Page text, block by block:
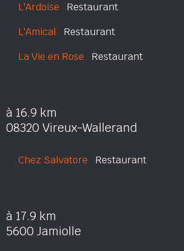
L'Ardoise Restaurant
L'Amical Restaurant
La Vie en Rose Restaurant
à 16.9 km
08320 Vireux-Wallerand
Chez Salvatore Restaurant
à 17.9 km
5600 Jamiolle